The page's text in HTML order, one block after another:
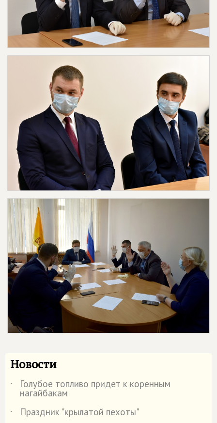
Новости
˙ Голубое топливо придет к коренным
нагайбакам
˙
Праздник "крылатой пехоты"